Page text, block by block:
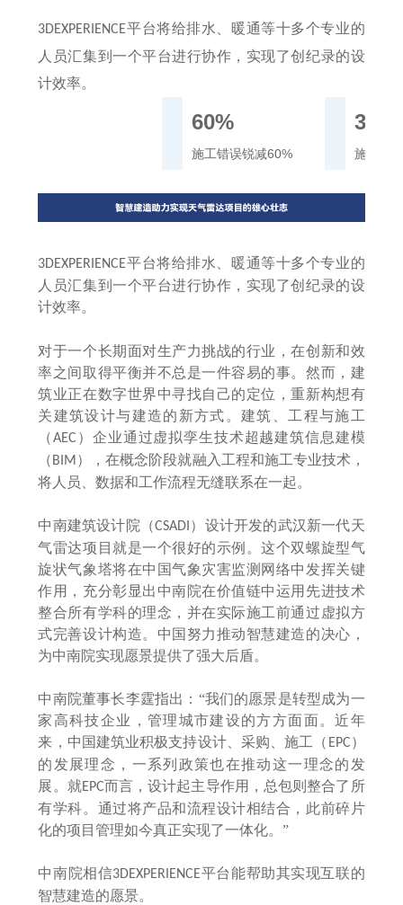
3DEXPERIENCE平台将给排水、暖通等十多个专业的
人员汇集到一个平台进行协作，实现了创纪录的设
计效率。
60%
施工错误锐减60%
30%
施工进
3DEXPERIENCE平台将给排水、暖通等十多个专业的
人员汇集到一个平台进行协作，实现了创纪录的设
计效率。
对于一个长期面对生产力挑战的行业，在创新和效
率之间取得平衡并不总是一件容易的事。然而，建
筑业正在数字世界中寻找自己的定位，重新构想有
关建筑设计与建造的新方式。建筑、工程与施工
（AEC ）企业通过虚拟孪生技术超越建筑信息建模
（ BIM ），在概念阶段就融入工程和施工专业技术，
将人员、数据和工作流程无缝联系在一起。
中南建筑设计院（CSADI ）设计开发的武汉新一代天
气雷达项目就是一个很好的示例。这个双螺旋型气
旋状气象塔将在中国气象灾害监测网络中发挥关键
作用，充分彰显出中南院在价值链中运用先进技术
整合所有学科的理念，并在实际施工前通过虚拟方
式完善设计构造。中国努力推动智慧建造的决心，
为中南院实现愿景提供了强大后盾。
中南院董事长李霆指出： “我们的愿景是转型成为一
家高科技企业，管理城市建设的方方面面。近年
来，中国建筑业积极支持设计、采购、施工（ EPC）
的发展理念，一系列政策也在推动这一理念的发
展。就EPC而言，设计起主导作用，总包则整合了所
有学科。通过将产品和流程设计相结合，此前碎片
化的项目管理如今真正实现了一体化。”
中南院相信3DEXPERIENCE平台能帮助其实现互联的
智慧建造的愿景。